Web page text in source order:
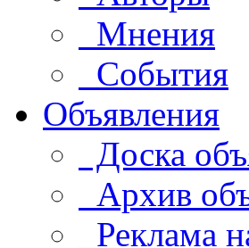
Мнения
События
Объявления
Доска
Архив
Реклама